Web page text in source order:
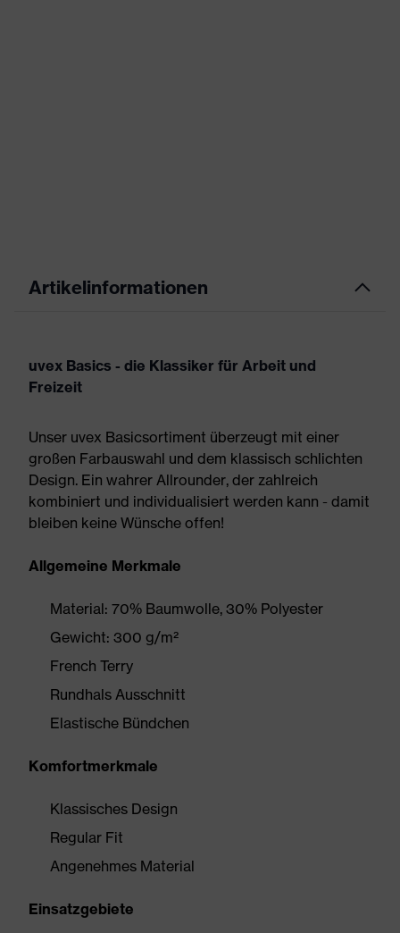
Artikelinformationen
uvex Basics - die Klassiker für Arbeit und
Freizeit
Unser uvex Basicsortiment überzeugt mit einer
großen Farbauswahl und dem klassisch schlichten
Design. Ein wahrer Allrounder, der zahlreich
kombiniert und individualisiert werden kann - damit
bleiben keine Wünsche offen!
Allgemeine Merkmale
Material: 70% Baumwolle, 30% Polyester
Gewicht: 300 g/m²
French Terry
Rundhals Ausschnitt
Elastische Bündchen
Komfortmerkmale
Klassisches Design
Regular Fit
Angenehmes Material
Einsatzgebiete